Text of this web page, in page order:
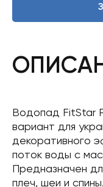
Водопад FitStar
вариант для
декоративного
поток воды с
Предназначен
плеч, шеи и